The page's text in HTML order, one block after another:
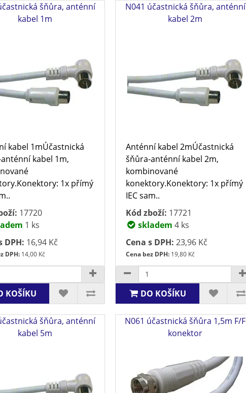
šňůra, anténní
kabel 1m
kabel 1mÚčastnická
kabel 1m,
1x přímý
17720
1 ks
DPH: 16,94 Kč
DPH:14,00 Kč
KOŠÍKU
N041 účastnická šňůra, anténní
kabel 2m
Anténní kabel 2mÚčastnická
šňůra-anténní kabel 2m,
kombinované
konektory.Konektory: 1x přímý
IEC sam..
Kód zboží: 17721
skladem 4 ks
Cena s DPH: 23,96 Kč
Cena bez DPH: 19,80 Kč
DO KOŠÍKU
šňůra, anténní
kabel 5m
N061 účastnická šňůra 1,5m F/F
konektor